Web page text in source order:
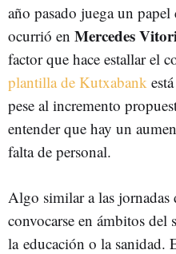
año pasado juega un
ocurrió en Mercedes
factor que hace estallar el
plantilla de Kutxabank
pese al incremento
entender que hay un
falta de personal.
Algo similar a las jornadas
convocarse en ámbitos
la educación o la sanidad.